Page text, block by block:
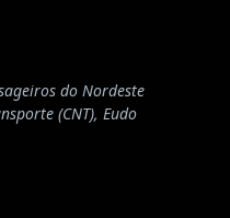
do Nordeste
(CNT), Eudo